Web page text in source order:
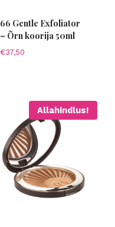
66 Gentle Exfoliator
– Õrn koorija 50ml
€37,50
Allahindlus!